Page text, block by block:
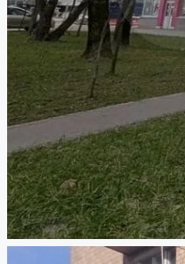
Избранное
Продать объект